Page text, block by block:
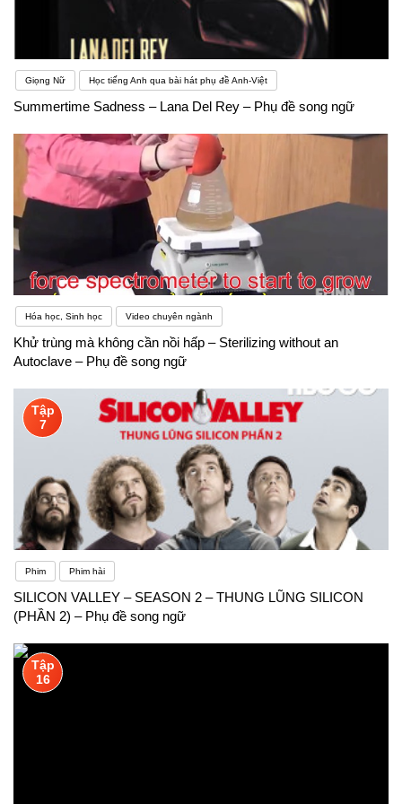
Hiểu biết về càng nhiều từ vựng tiếng Anh giúp
người học nâng cao trình độ nhanh hơn
Giọng Nữ Học tiếng Anh qua bài hát phụ đề Anh-Việt
Summertime Sadness – Lana Del Rey – Phụ đề song ngữ
Hóa học, Sinh học Video chuyên ngành
Khử trùng mà không cần nồi hấp – Sterilizing without an
Autoclave – Phụ đề song ngữ
Tập
7
Phim Phim hài
SILICON VALLEY – SEASON 2 – THUNG LŨNG SILICON
(PHẦN 2) – Phụ đề song ngữ
Tập
16